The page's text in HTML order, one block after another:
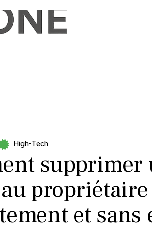
High-Tech
supprimer
propriétaire
et sans